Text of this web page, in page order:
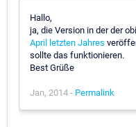
Hallo,
ja, die Version in der der
April letzten Jahres
sollte das funktionieren.
Best Grüße
Jan, 2014 - Permalink